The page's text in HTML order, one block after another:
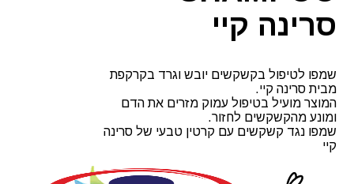
סרינה קיי
שמפו לטיפול בקשקשים יובש וגרד בקרקפת
מבית סרינה קיי.
המוצר מועיל בטיפול עמוק מזרים את הדם
ומונע מהקשקשים לחזור.
שמפו נגד קשקשים עם קרטין טבעי של סרינה
קיי